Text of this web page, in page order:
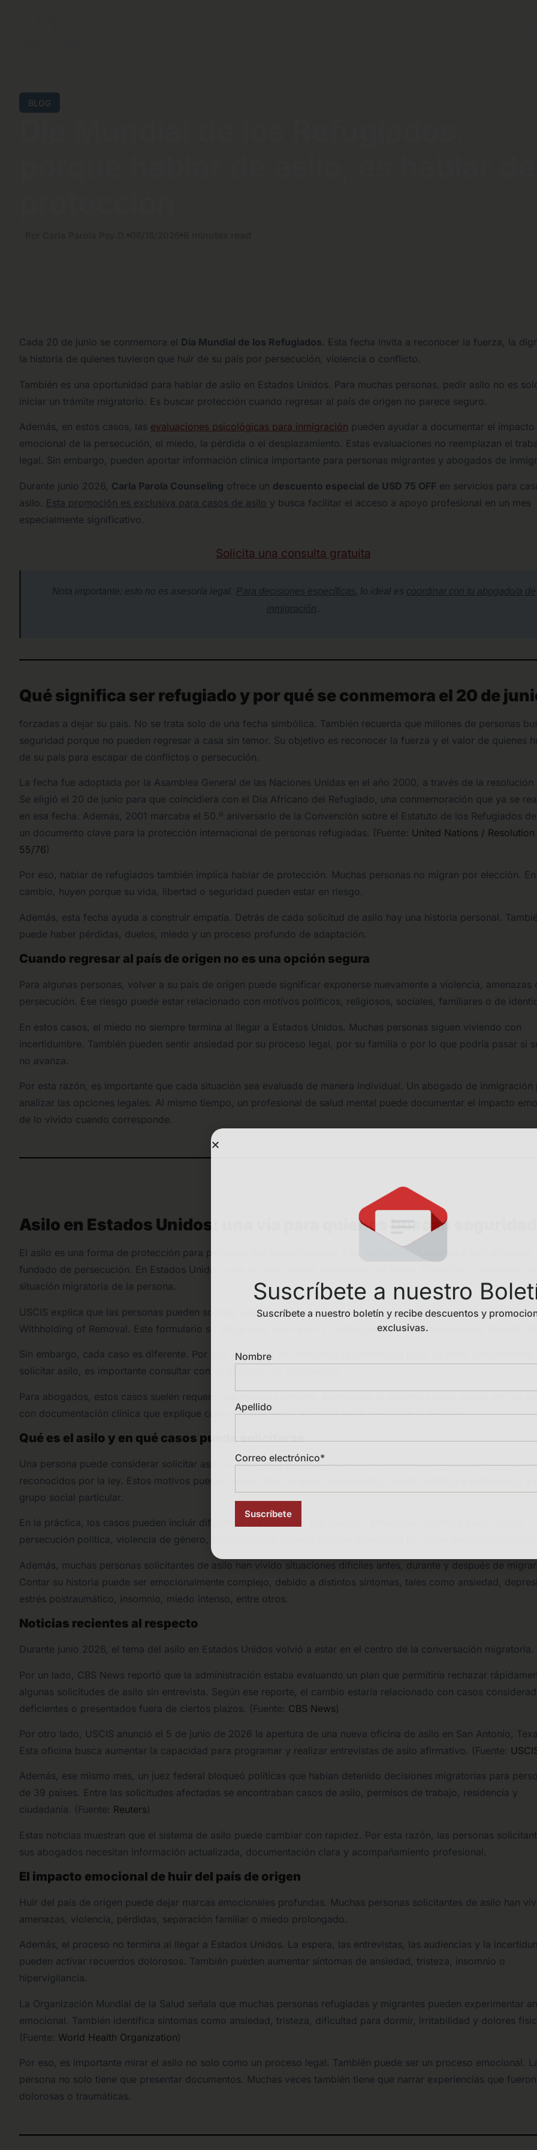
BLOG
Cada 20 de junio se conmemora el Día Mundial de los Refugiados. Esta fecha invita a reconocer la fuerza, la
la historia de quienes tuvieron que huir de su país por persecución, violencia o conflicto.
También es una oportunidad para hablar de asilo en Estados Unidos. Para muchas personas, pedir asilo no es
iniciar un trámite migratorio. Es buscar protección cuando regresar al país de origen no parece seguro.
Además, en estos casos, las evaluaciones psicológicas para inmigración pueden ayudar a documentar el impacto
emocional de la persecución, el miedo, la pérdida o el desplazamiento. Estas evaluaciones no reemplazan el
legal. Sin embargo, pueden aportar información clínica importante para personas migrantes y abogados de
Durante junio 2026, Carla Parola Counseling ofrece un descuento especial de USD 75 OFF en servicios para
asilo. Esta promoción es exclusiva para casos de asilo y busca facilitar el acceso a apoyo profesional en un mes
especialmente significativo.
Solicita una consulta gratuita
Nota importante: esto no es asesoría legal. Para decisiones específicas, lo ideal es coordinar con tu abogado/a de
inmigración..
Qué significa ser refugiado y por qué se conmemora el 20 de
forzadas a dejar su país. No se trata solo de una fecha simbólica. También recuerda que millones de personas
seguridad porque no pueden regresar a casa sin temor. Su objetivo es reconocer la fuerza y el valor de quienes
de su país para escapar de conflictos o persecución.
La fecha fue adoptada por la Asamblea General de las Naciones Unidas en el año 2000, a través de la resolución
Se eligió el 20 de junio para que coincidiera con el Día Africano del Refugiado, una conmemoración que ya se
en esa fecha. Además, 2001 marcaba el 50.º aniversario de la Convención sobre el Estatuto de los Refugiados de
un documento clave para la protección internacional de personas refugiadas. (Fuente: United Nations / Resolution
55/76)
Por eso, hablar de refugiados también implica hablar de protección. Muchas personas no migran por elección. En
cambio, huyen porque su vida, libertad o seguridad pueden estar en riesgo.
Además, esta fecha ayuda a construir empatía. Detrás de cada solicitud de asilo hay una historia personal.
puede haber pérdidas, duelos, miedo y un proceso profundo de adaptación.
Cuando regresar al país de origen no es una opción segura
Para algunas personas, volver a su país de origen puede significar exponerse nuevamente a violencia, amenazas
persecución. Ese riesgo puede estar relacionado con motivos políticos, religiosos, sociales, familiares o de
En estos casos, el miedo no siempre termina al llegar a Estados Unidos. Muchas personas siguen viviendo con
incertidumbre. También pueden sentir ansiedad por su proceso legal, por su familia o por lo que podría pasar si
no avanza.
Por esta razón, es importante que cada situación sea evaluada de manera individual. Un abogado de inmigración
analizar las opciones legales. Al mismo tiempo, un profesional de salud mental puede documentar el impacto
de lo vivido cuando corresponde.
Asilo en Estados Unidos: una vía para quienes buscan seguridad
El asilo es una forma de protección para personas que temen regresar a su país por persecución o por un miedo
fundado de persecución. En Estados Unidos, este proceso puede presentarse de forma afirmativa o defensiva,
situación migratoria de la persona.
USCIS explica que las personas pueden solicitar asilo mediante el Formulario I-589, Application for Asylum and
Withholding of Removal. Este formulario se utiliza para pedir asilo y ciertas protecciones relacionadas. (Fuente:
Sin embargo, cada caso es diferente. Por eso, este blog no reemplaza la orientación legal. Si estás considerando
solicitar asilo, es importante consultar con un abogado de inmigración.
Para abogados, estos casos suelen requerir una mirada completa. Además de la evidencia legal, puede ser útil
con documentación clínica que explique cómo la experiencia afectó la salud mental de la persona.
Qué es el asilo y en qué casos puede solicitarse
Una persona puede considerar solicitar asilo cuando teme regresar a su país por persecución basada en motivos
reconocidos por la ley. Estos motivos pueden incluir raza, religión, nacionalidad, opinión política o pertenencia a
grupo social particular.
En la práctica, los casos pueden incluir diferentes experiencias. Por ejemplo, amenazas, violencia física, abuso,
persecución política, violencia de género, discriminación grave o falta de protección por parte de las autoridades.
Además, muchas personas solicitantes de asilo han vivido situaciones difíciles antes, durante y después de migrar.
Contar su historia puede ser emocionalmente complejo, debido a distintos síntomas, tales como ansiedad,
estrés postraumático, insomnio, miedo intenso, entre otros.
Noticias recientes al respecto
Durante junio 2026, el tema del asilo en Estados Unidos volvió a estar en el centro de la conversación migratoria.
Por un lado, CBS News reportó que la administración estaba evaluando un plan que permitiría rechazar
algunas solicitudes de asilo sin entrevista. Según ese reporte, el cambio estaría relacionado con casos
deficientes o presentados fuera de ciertos plazos. (Fuente: CBS News)
Por otro lado, USCIS anunció el 5 de junio de 2026 la apertura de una nueva oficina de asilo en San Antonio,
Esta oficina busca aumentar la capacidad para programar y realizar entrevistas de asilo afirmativo. (Fuente:
Además, ese mismo mes, un juez federal bloqueó políticas que habían detenido decisiones migratorias para
de 39 países. Entre las solicitudes afectadas se encontraban casos de asilo, permisos de trabajo, residencia y
ciudadanía. (Fuente: Reuters)
Estas noticias muestran que el sistema de asilo puede cambiar con rapidez. Por esta razón, las personas
sus abogados necesitan información actualizada, documentación clara y acompañamiento profesional.
El impacto emocional de huir del país de origen
Huir del país de origen puede dejar marcas emocionales profundas. Muchas personas solicitantes de asilo han
amenazas, violencia, pérdidas, separación familiar o miedo prolongado.
Además, el proceso no termina al llegar a Estados Unidos. La espera, las entrevistas, las audiencias y la
pueden activar recuerdos dolorosos. También pueden aumentar síntomas de ansiedad, tristeza, insomnio o
hipervigilancia.
La Organización Mundial de la Salud señala que muchas personas refugiadas y migrantes pueden experimentar
emocional. También identifica síntomas como ansiedad, tristeza, dificultad para dormir, irritabilidad y dolores
(Fuente: World Health Organization)
Por eso, es importante mirar el asilo no solo como un proceso legal. También puede ser un proceso emocional.
persona no solo tiene que presentar documentos. Muchas veces también tiene que narrar experiencias que fueron
dolorosas o traumáticas.
Suscríbete a nuestro
Suscríbete a nuestro boletín y recibe descuentos y
exclusivas.
Nombre
Apellido
Correo electrónico*